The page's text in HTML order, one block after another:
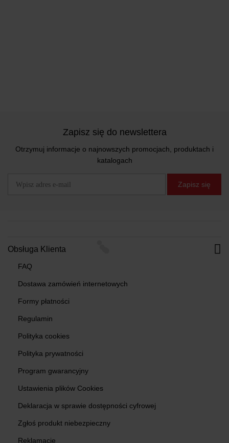
Zapisz się do newslettera
Otrzymuj informacje o najnowszych promocjach, produktach i
katalogach
Zapisz się
Obsługa Klienta
FAQ
Dostawa zamówień internetowych
Formy płatności
Regulamin
Polityka cookies
Polityka prywatności
Program gwarancyjny
Ustawienia plików Cookies
Deklaracja w sprawie dostępności cyfrowej
Zgłoś produkt niebezpieczny
Reklamacje